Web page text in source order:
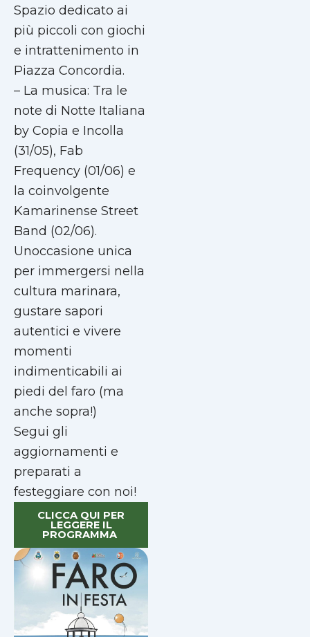
Spazio dedicato ai
più piccoli con giochi
e intrattenimento in
Piazza Concordia.
– La musica: Tra le
note di Notte Italiana
by Copia e Incolla
(31/05), Fab
Frequency (01/06) e
la coinvolgente
Kamarinense Street
Band (02/06).
Unoccasione unica
per immergersi nella
cultura marinara,
gustare sapori
autentici e vivere
momenti
indimenticabili ai
piedi del faro (ma
anche sopra!)
Segui gli
aggiornamenti e
preparati a
festeggiare con noi!
CLICCA QUI PER
LEGGERE IL
PROGRAMMA